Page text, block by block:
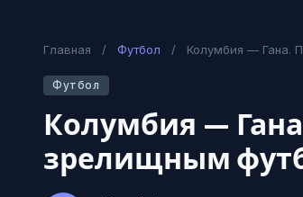
Главная / Футбол / Колумбия — Гана.
Футбол
Колумбия —
зрелищным